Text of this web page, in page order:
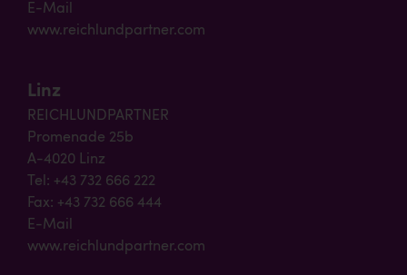
E-Mail
www.reichlundpartner.com
Linz
REICHLUNDPARTNER
Promenade 25b
A-4020 Linz
Tel: +43 732 666 222
Fax: +43 732 666 444
E-Mail
www.reichlundpartner.com